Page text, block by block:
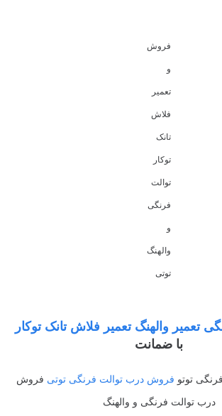
فروش
و
تعمیر
فلاش
تانک
توکار
توالت
فرنگی
و
والهنگ
توتی
تعمیر والهنگ تعمیر فلاش تانک توکار
با ضمانت
توتو فروش درب توالت فرنگی توتی فروش
درب توالت فرنگی و والهنگ